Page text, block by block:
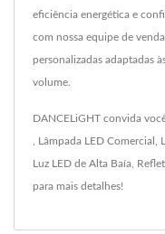
eficiência energética e
com nossa equipe de
personalizadas adaptadas
volume.
DANCELiGHT convida
Lâmpada LED Comercial
Luz LED de Alta Baía
para mais detalhes!